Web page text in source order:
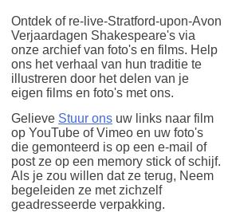
Ontdek of re-live-Stratford-upon-Avon
Verjaardagen Shakespeare's via
onze archief van foto's en films. Help
ons het verhaal van hun traditie te
illustreren door het delen van je
eigen films en foto's met ons.
Gelieve Stuur ons uw links naar film
op YouTube of Vimeo en uw foto's
die gemonteerd is op een e-mail of
post ze op een memory stick of schijf.
Als je zou willen dat ze terug, Neem
begeleiden ze met zichzelf
geadresseerde verpakking.